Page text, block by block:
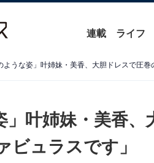
連載 ライフ
ような姿」叶姉妹・美香、大胆ドレスで圧
」叶姉妹・美香
ビュラスです」